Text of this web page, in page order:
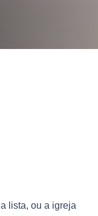
lista, ou a igreja